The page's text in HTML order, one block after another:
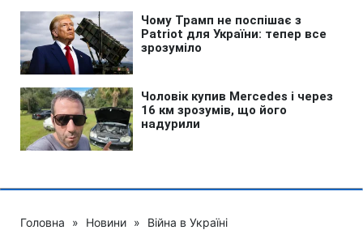
Головна » Новини » Війна в Україні